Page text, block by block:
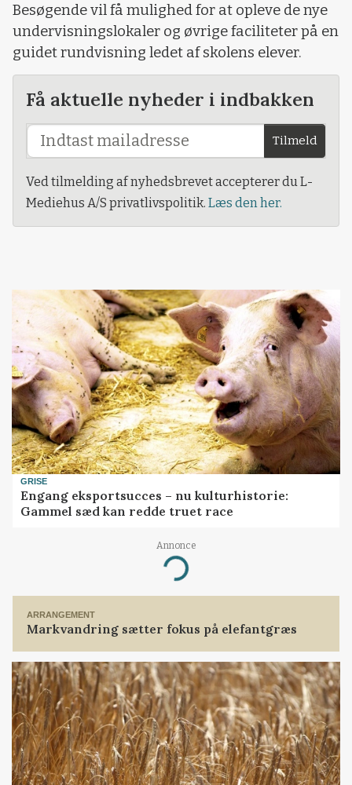
Besøgende vil få mulighed for at opleve de nye
undervisningslokaler og øvrige faciliteter på en
guidet rundvisning ledet af skolens elever.
Få aktuelle nyheder i indbakken
Tilmeld
Ved tilmelding af nyhedsbrevet accepterer du L-
Mediehus A/S privatlivspolitik. Læs den her.
GRISE
Engang eksportsucces – nu kulturhistorie:
Gammel sæd kan redde truet race
Annonce
Loading...
ARRANGEMENT
Markvandring sætter fokus på elefantgræs